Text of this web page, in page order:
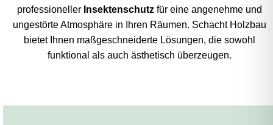
professioneller Insektenschutz für eine angenehme und
ungestörte Atmosphäre in Ihren Räumen. Schacht Holzbau
bietet Ihnen maßgeschneiderte Lösungen, die sowohl
funktional als auch ästhetisch überzeugen.